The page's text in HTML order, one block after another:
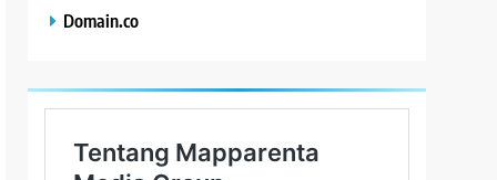
Domain.co